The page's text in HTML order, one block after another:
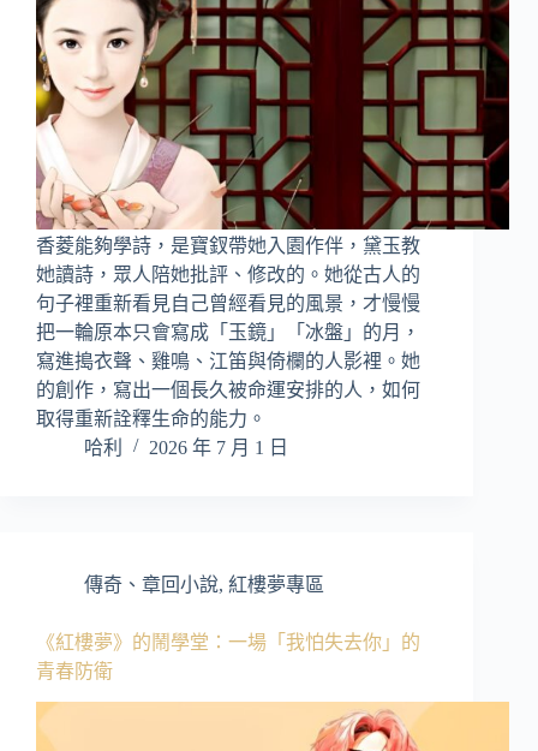
香菱能夠學詩，是寶釵帶她入園作伴，黛玉教
她讀詩，眾人陪她批評、修改的。她從古人的
句子裡重新看見自己曾經看見的風景，才慢慢
把一輪原本只會寫成「玉鏡」「冰盤」的月，
寫進搗衣聲、雞鳴、江笛與倚欄的人影裡。她
的創作，寫出一個長久被命運安排的人，如何
取得重新詮釋生命的能力。
哈利
2026 年 7 月 1 日
傳奇、章回小說, 紅樓夢專區
《紅樓夢》的鬧學堂：一場「我怕失去你」的
青春防衛